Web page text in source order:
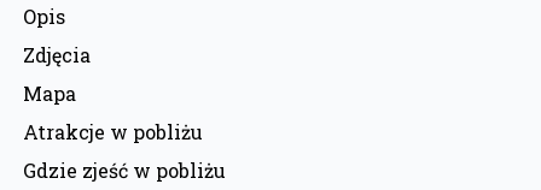
Opis
Zdjęcia
Mapa
Atrakcje w pobliżu
Gdzie zjeść w pobliżu